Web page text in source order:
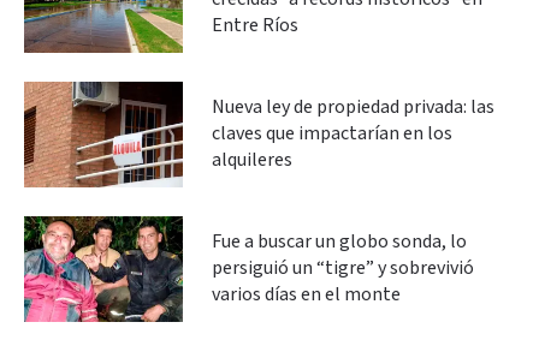
Entre Ríos
Nueva ley de propiedad privada: las
claves que impactarían en los
alquileres
Fue a buscar un globo sonda, lo
persiguió un “tigre” y sobrevivió
varios días en el monte